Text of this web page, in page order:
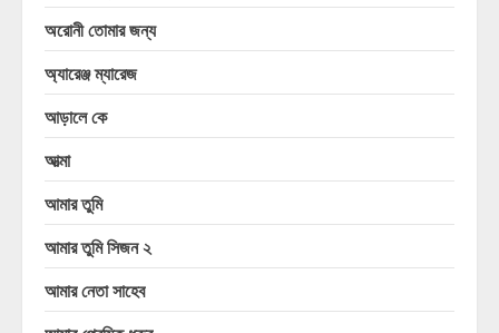
অরোনী তোমার জন্য
অ্যারেঞ্জ ম্যারেজ
আড়ালে কে
আত্মা
আমার তুমি
আমার তুমি সিজন ২
আমার নেতা সাহেব